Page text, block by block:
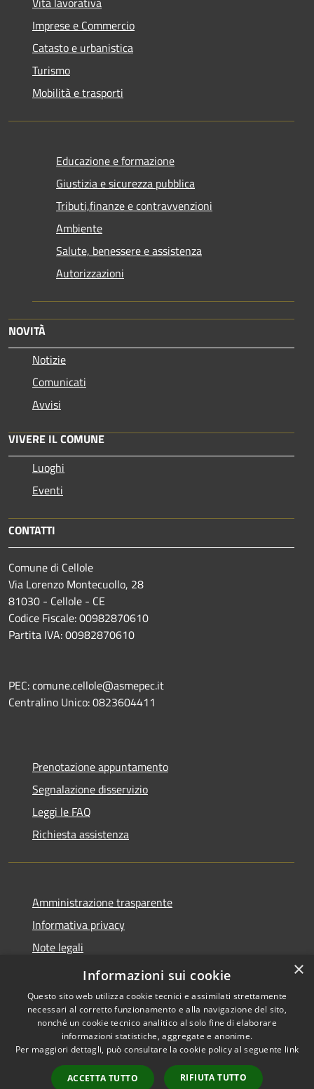
Imprese e Commercio
Catasto e urbanistica
Turismo
Mobilità e trasporti
Educazione e formazione
Giustizia e sicurezza pubblica
Tributi,finanze e contravvenzioni
Ambiente
Salute, benessere e assistenza
Autorizzazioni
NOVITÀ
Notizie
Comunicati
Avvisi
VIVERE IL COMUNE
Luoghi
Eventi
CONTATTI
Comune di Cellole
Via Lorenzo Montecuollo, 28
81030 - Cellole - CE
Codice Fiscale: 00982870610
Partita IVA: 00982870610
PEC: comune.cellole@asmepec.it
Centralino Unico: 0823604411
Prenotazione appuntamento
Segnalazione disservizio
Leggi le FAQ
Richiesta assistenza
Amministrazione trasparente
Informativa privacy
Note legali
Dichiarazione di accessibilità
Accessibilità
Copyright © 2026 • Comune di
Cellole • Powered by
Municipium•
Accesso
×
Informazioni sui cookie
Questo sito web utilizza cookie tecnici e assimilati strettamente
necessari al corretto funzionamento e alla navigazione del sito,
nonché un cookie tecnico analitico al solo fine di elaborare
informazioni statistiche, aggregate e anonime.
Per maggiori dettagli, può consultare la cookie policy al seguente link
ACCETTA TUTTO RIFIUTA TUTTO